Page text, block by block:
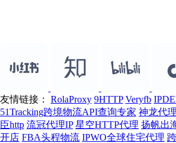
友情链接： RolaProxy 9HTTP Veryfb
51Tracking跨境物流API查询专家 神龙代
臣http 流冠代理IP 星空HTTP代理 扬帆出
开店 FBA头程物流 IPWO全球住宅代理